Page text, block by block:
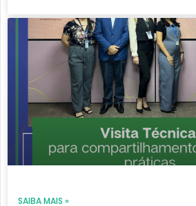
SAIBA MAIS »